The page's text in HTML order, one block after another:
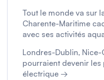
Tout le monde va sur
Charente-Maritime
avec ses activités
Londres-Dublin,
pourraient devenir
électrique →